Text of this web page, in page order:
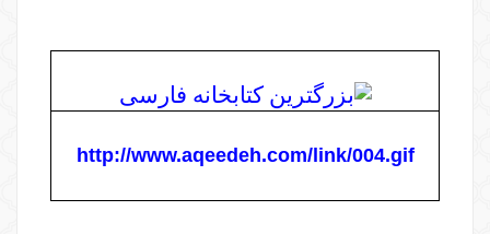
http://www.aqeedeh.com/link/004.gif